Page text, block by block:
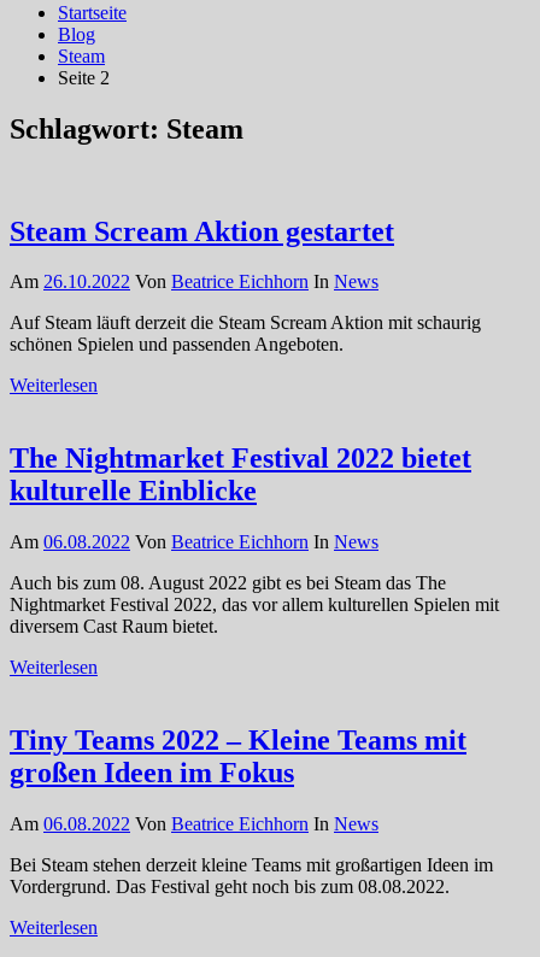
Startseite
Blog
Steam
Seite 2
Schlagwort: Steam
Steam Scream Aktion gestartet
Am 26.10.2022 Von Beatrice Eichhorn In News
Auf Steam läuft derzeit die Steam Scream Aktion mit schaurig
schönen Spielen und passenden Angeboten.
Weiterlesen
The Nightmarket Festival 2022 bietet
kulturelle Einblicke
Am 06.08.2022 Von Beatrice Eichhorn In News
Auch bis zum 08. August 2022 gibt es bei Steam das The
Nightmarket Festival 2022, das vor allem kulturellen Spielen mit
diversem Cast Raum bietet.
Weiterlesen
Tiny Teams 2022 – Kleine Teams mit
großen Ideen im Fokus
Am 06.08.2022 Von Beatrice Eichhorn In News
Bei Steam stehen derzeit kleine Teams mit großartigen Ideen im
Vordergrund. Das Festival geht noch bis zum 08.08.2022.
Weiterlesen